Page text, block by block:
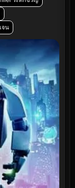
จน